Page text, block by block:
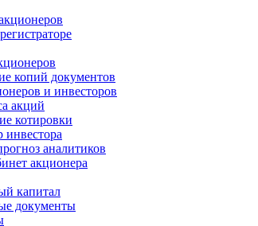
копий документов
и инвесторов
акций
котировки
инвестора
аналитиков
акционера
капитал
документы